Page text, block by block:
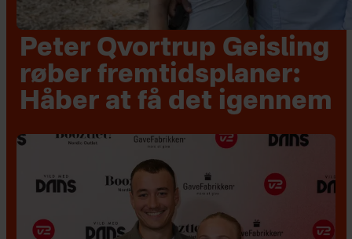
Peter Qvortrup Geisling
røber fremtidsplaner:
Håber at få det igennem